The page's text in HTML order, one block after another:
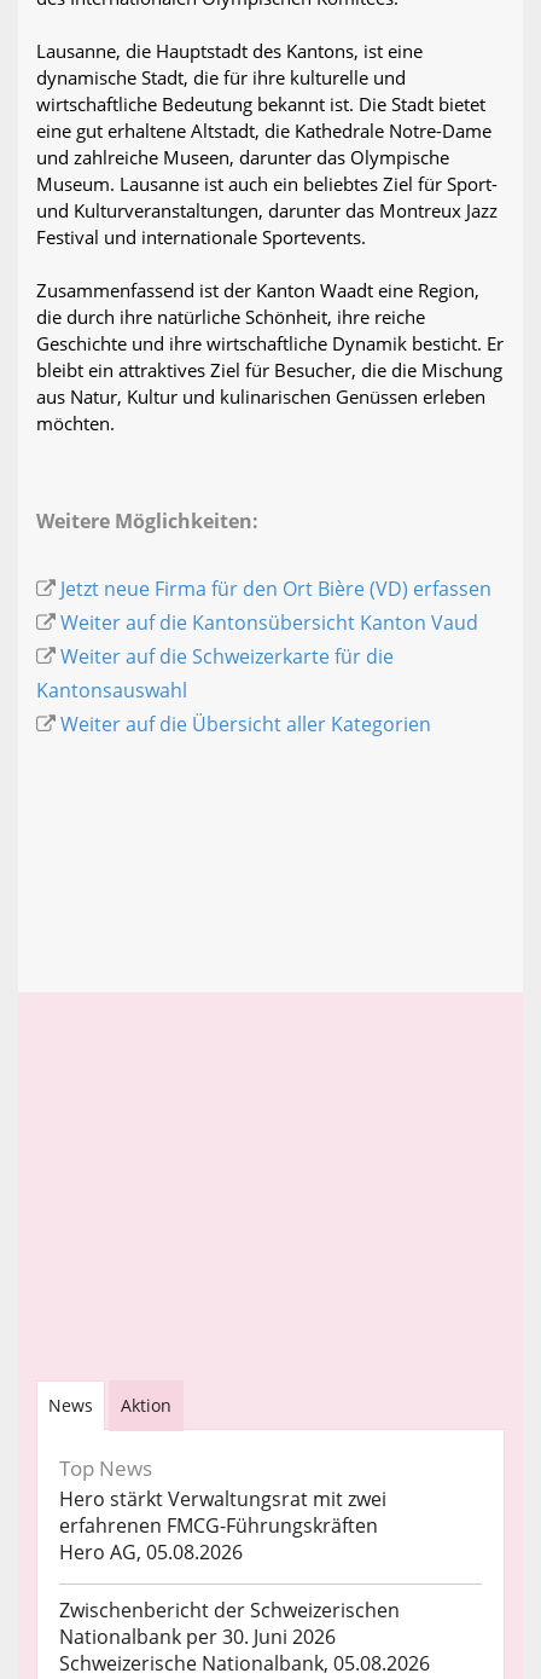
Lausanne, die Hauptstadt des Kantons, ist eine
dynamische Stadt, die für ihre kulturelle und
wirtschaftliche Bedeutung bekannt ist. Die Stadt bietet
eine gut erhaltene Altstadt, die Kathedrale Notre-Dame
und zahlreiche Museen, darunter das Olympische
Museum. Lausanne ist auch ein beliebtes Ziel für Sport-
und Kulturveranstaltungen, darunter das Montreux Jazz
Festival und internationale Sportevents.
Zusammenfassend ist der Kanton Waadt eine Region,
die durch ihre natürliche Schönheit, ihre reiche
Geschichte und ihre wirtschaftliche Dynamik besticht. Er
bleibt ein attraktives Ziel für Besucher, die die Mischung
aus Natur, Kultur und kulinarischen Genüssen erleben
möchten.
Weitere Möglichkeiten:
Jetzt neue Firma für den Ort Bière (VD) erfassen
Weiter auf die Kantonsübersicht Kanton Vaud
Weiter auf die Schweizerkarte für die
Kantonsauswahl
Weiter auf die Übersicht aller Kategorien
News Aktion
Top News
Hero stärkt Verwaltungsrat mit zwei
erfahrenen FMCG-Führungskräften
Hero AG, 05.08.2026
Zwischenbericht der Schweizerischen
Nationalbank per 30. Juni 2026
Schweizerische Nationalbank, 05.08.2026